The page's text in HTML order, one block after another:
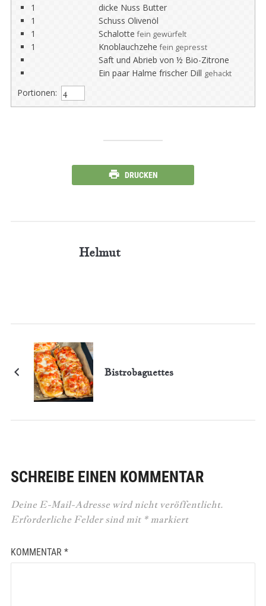
1
dicke Nuss Butter
1
Schuss Olivenöl
1
Schalotte fein gewürfelt
1 Knoblauchzehe fein gepresst
Saft und Abrieb von ½ Bio-Zitrone
Ein paar Halme frischer Dill gehackt
Portionen:
DRUCKEN
Helmut
Bistrobaguettes
SCHREIBE EINEN KOMMENTAR
Deine E-Mail-Adresse wird nicht veröffentlicht.
Erforderliche Felder sind mit *markiert
KOMMENTAR *